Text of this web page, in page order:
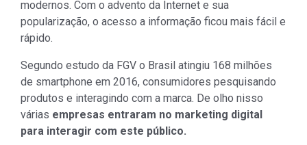
modernos. Com o advento da Internet e sua
popularização, o acesso a informação ficou mais fácil e
rápido.
Segundo estudo da FGV o Brasil atingiu 168 milhões
de smartphone em 2016, consumidores pesquisando
produtos e interagindo com a marca. De olho nisso
várias empresas entraram no marketing digital
para interagir com este público.